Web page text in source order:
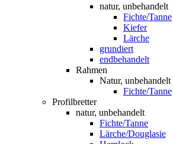
natur, unbehandelt
Fichte/Tanne
Kiefer
Lärche
grundiert
endbehandelt
Rahmen
Natur, unbehandelt
Fichte/Tanne
Profilbretter
natur, unbehandelt
Fichte/Tanne
Lärche/Douglasie